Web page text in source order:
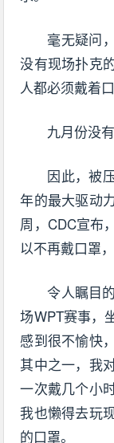
毫无疑问
没有现场扑克
人都必须戴着
九月份没
因此，被
年的最大驱动
周，CDC宣布
以不再戴口罩
令人瞩目
场WPT赛事，
感到很不愉快
其中之一，我
一次戴几个小
我也懒得去玩
的口罩。